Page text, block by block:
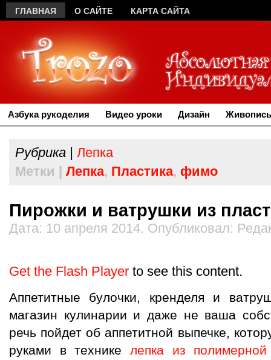
ГЛАВНАЯ О САЙТЕ КАРТА САЙТА
Азбука рукоделия Видео уроки Дизайн
Рубрика | Лепка
Метки | Лепка, Пластика, фимо
Пирожки и ватрушки из
Дата: 10 апреля 2014. Опубликовал:
Get the Flash Player to see this content.
Аппетитные булочки, кренделя и
магазин кулинарии и даже не ваша
речь пойдет об аппетитной выпечке,
руками в технике лепка из